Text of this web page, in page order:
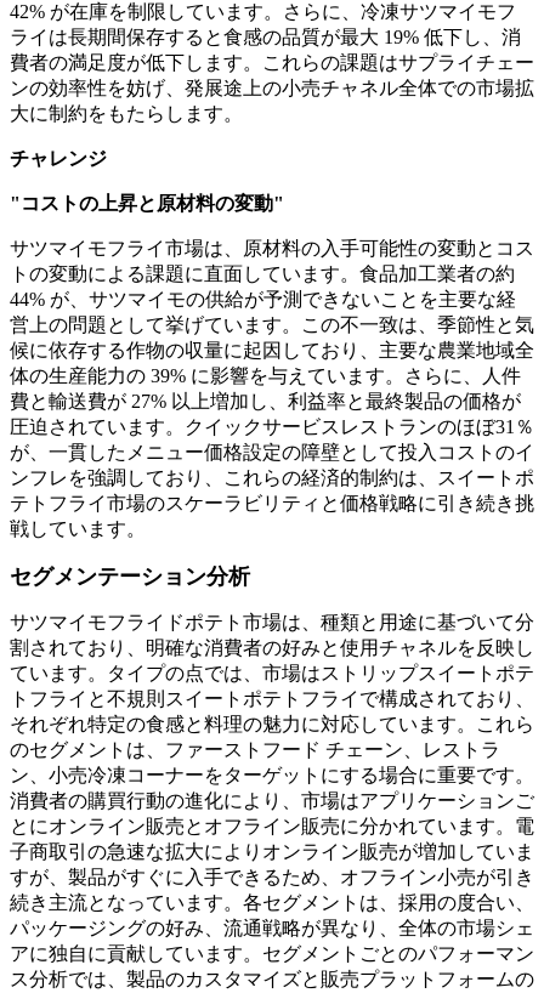
42% が在庫を制限しています。さらに、冷凍サツマイモフ
ライは長期間保存すると食感の品質が最大 19% 低下し、消
費者の満足度が低下します。これらの課題はサプライチェー
ンの効率性を妨げ、発展途上の小売チャネル全体での市場拡
大に制約をもたらします。
チャレンジ
"コストの上昇と原材料の変動"
サツマイモフライ市場は、原材料の入手可能性の変動とコス
トの変動による課題に直面しています。食品加工業者の約
44% が、サツマイモの供給が予測できないことを主要な経
営上の問題として挙げています。この不一致は、季節性と気
候に依存する作物の収量に起因しており、主要な農業地域全
体の生産能力の 39% に影響を与えています。さらに、人件
費と輸送費が 27% 以上増加し、利益率と最終製品の価格が
圧迫されています。クイックサービスレストランのほぼ31％
が、一貫したメニュー価格設定の障壁として投入コストのイ
ンフレを強調しており、これらの経済的制約は、スイートポ
テトフライ市場のスケーラビリティと価格戦略に引き続き挑
戦しています。
セグメンテーション分析
サツマイモフライドポテト市場は、種類と用途に基づいて分
割されており、明確な消費者の好みと使用チャネルを反映し
ています。タイプの点では、市場はストリップスイートポテ
トフライと不規則スイートポテトフライで構成されており、
それぞれ特定の食感と料理の魅力に対応しています。これら
のセグメントは、ファーストフード チェーン、レストラ
ン、小売冷凍コーナーをターゲットにする場合に重要です。
消費者の購買行動の進化により、市場はアプリケーションご
とにオンライン販売とオフライン販売に分かれています。電
子商取引の急速な拡大によりオンライン販売が増加していま
すが、製品がすぐに入手できるため、オフライン小売が引き
続き主流となっています。各セグメントは、採用の度合い、
パッケージングの好み、流通戦略が異なり、全体の市場シェ
アに独自に貢献しています。セグメントごとのパフォーマン
ス分析では、製品のカスタマイズと販売プラットフォームの